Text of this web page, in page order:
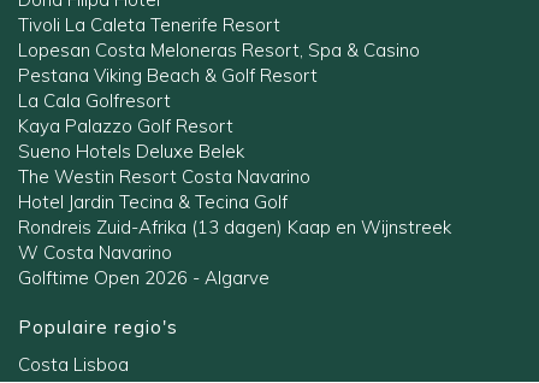
Tivoli La Caleta Tenerife Resort
Lopesan Costa Meloneras Resort, Spa & Casino
Pestana Viking Beach & Golf Resort
La Cala Golfresort
Kaya Palazzo Golf Resort
Sueno Hotels Deluxe Belek
The Westin Resort Costa Navarino
Hotel Jardin Tecina & Tecina Golf
Rondreis Zuid-Afrika (13 dagen) Kaap en Wijnstreek
W Costa Navarino
Golftime Open 2026 - Algarve
Populaire regio's
Costa Lisboa